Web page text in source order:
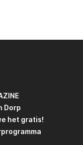
Dorp
het gratis!